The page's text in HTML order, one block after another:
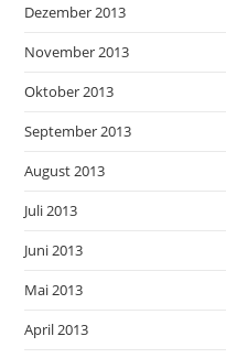
Dezember 2013
November 2013
Oktober 2013
September 2013
August 2013
Juli 2013
Juni 2013
Mai 2013
April 2013